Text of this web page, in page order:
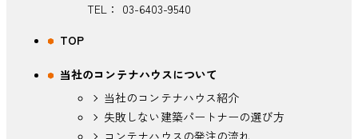
TEL： 03-6403-9540
TOP
当社のコンテナハウスについて
当社のコンテナハウス紹介
失敗しない建築パートナーの選び方
コンテナハウスの発注の流れ